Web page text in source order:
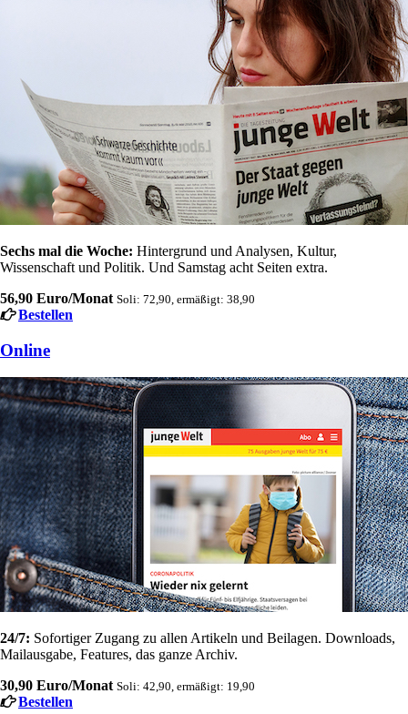
Sechs mal die Woche: Hintergrund und Analysen, Kultur,
Wissenschaft und Politik. Und Samstag acht Seiten extra.
56,90 Euro/Monat Soli: 72,90, ermäßigt: 38,90
Bestellen
Online
24/7: Sofortiger Zugang zu allen Artikeln und Beilagen. Downloads,
Mailausgabe, Features, das ganze Archiv.
30,90 Euro/Monat Soli: 42,90, ermäßigt: 19,90
Bestellen